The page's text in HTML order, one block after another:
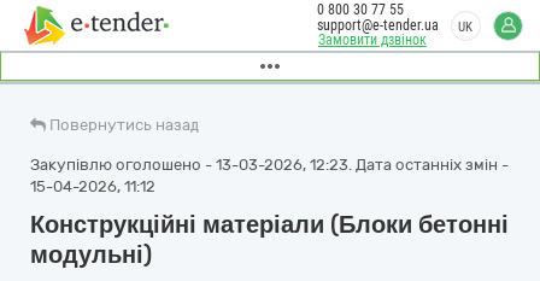
Замовити дзвінок
0 800 30 77 55
support@e-tender.ua
UK
Повернутись назад
Закупівлю оголошено - 13-03-2026, 12:23. Дата останніх змін -
15-04-2026, 11:12
Конструкційні матеріали (Блоки бетонні
модульні)